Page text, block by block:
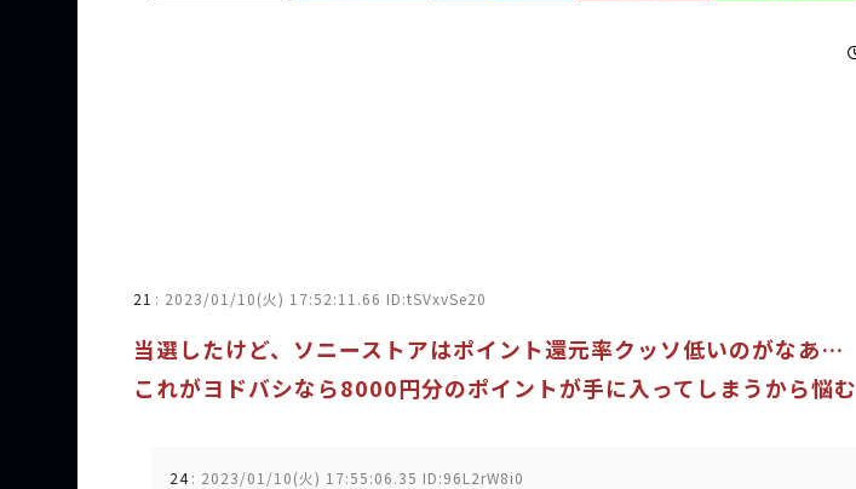
21 : 2023/01/10(火) 17:52:11.66 ID:tSVxvSe20
当選したけど、ソニーストアはポイント還元率クッソ低いのがなあ…
これがヨドバシなら8000円分のポイントが手に入ってしまうから悩む
24: 2023/01/10(火) 17:55:06.35 ID:96L2rW8i0